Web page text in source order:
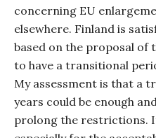
concerning EU
elsewhere. Finland is
based on the proposal of
to have a transitional
My assessment is that a
years could be enough
prolong the restrictions.